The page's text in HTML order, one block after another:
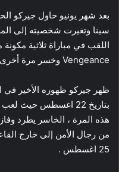
سينا وتغيرت شخصيته إلى
اللقب في مباراة ثلاثية
Vengeance وخسر مرة أخرى ضد سينا في SummerSlam .
بتاريخ 22 اغسطس
هذه المرة ، الخاسر يطرد
25 اغسطس .